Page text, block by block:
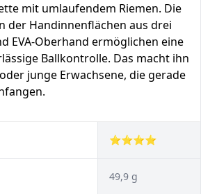
mit umlaufendem Riemen. Die
der Handinnenflächen aus drei
EVA-Oberhand ermöglichen eine
Ballkontrolle. Das macht ihn
junge Erwachsene, die gerade
⭐⭐⭐⭐
49,9 g